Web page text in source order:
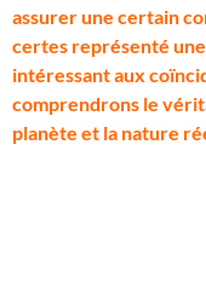
assurer une certain
certes représenté
intéressant aux
comprendrons le
planète et la nature